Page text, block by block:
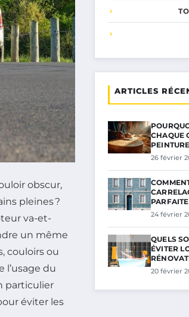
obscur,
pleines ?
va-et-
un même
couloirs ou
l’usage du
particulier
éviter les
ARTICLES
CHAQUE
26 février
24 février
QUELS
ÉVITER
20 février